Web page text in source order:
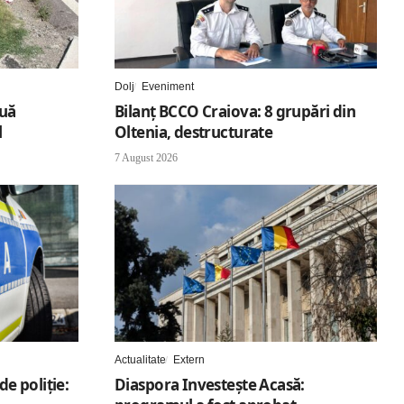
Dolj Eveniment
Bilanț BCCO Craiova: 8 grupări din
Oltenia, destructurate
7 August 2026
poliție:
Actualitate Extern
Diaspora Investește Acasă: